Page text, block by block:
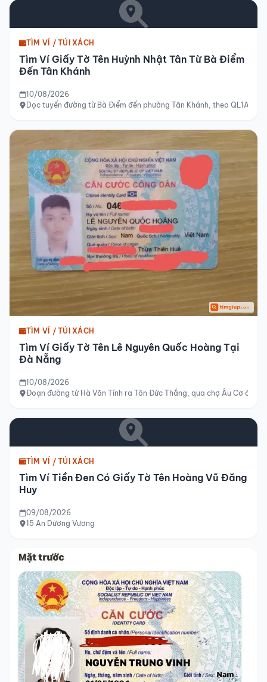
TÌM VÍ / TÚI XÁCH
Tìm Ví Giấy Tờ Tên Huỳnh Nhật Tân Từ Bà Điểm
Đến Tân Khánh
10/08/2026
Dọc tuyến đường từ Bà Điểm đến phường Tân Khánh, theo QL1A, Hồ
TÌM VÍ / TÚI XÁCH
Tìm Ví Giấy Tờ Tên Lê Nguyên Quốc Hoàng Tại
Đà Nẵng
10/08/2026
Đoạn đường từ Hà Văn Tính ra Tôn Đức Thắng, qua chợ Âu Cơ đến
TÌM VÍ / TÚI XÁCH
Tìm Ví Tiền Đen Có Giấy Tờ Tên Hoàng Vũ Đăng
Huy
09/08/2026
15 An Dương Vương